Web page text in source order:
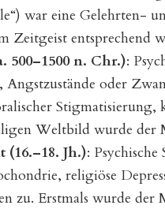
war eine Gelehrten-
Zeitgeist entsprechend
500–1500 n. Chr.):
Angstzustände oder
Stigmatisierung,
Weltbild wurde der
Jh.):
religiöse
zu. Erstmals wurde